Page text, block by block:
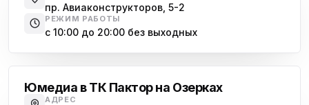
пр. Авиаконструкторов, 5-2
РЕЖИМ РАБОТЫ
с 10:00 до 20:00 без выходных
Юмедиа в ТК Пактор на Озерках
АДРЕС